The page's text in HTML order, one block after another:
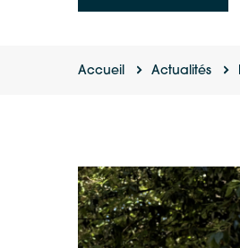
Accueil Actualités